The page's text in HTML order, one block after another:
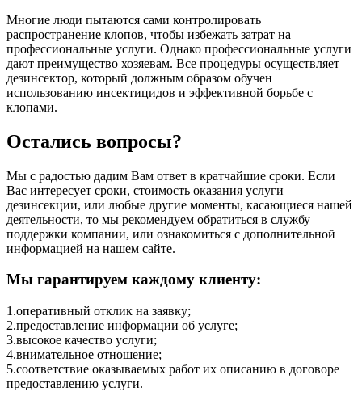
Многие люди пытаются сами контролировать
распространение клопов, чтобы избежать затрат на
профессиональные услуги. Однако профессиональные услуги
дают преимущество хозяевам. Все процедуры осуществляет
дезинсектор, который должным образом обучен
использованию инсектицидов и эффективной борьбе с
клопами.
Остались вопросы?
Мы с радостью дадим Вам ответ в кратчайшие сроки. Если
Вас интересует сроки, стоимость оказания услуги
дезинсекции, или любые другие моменты, касающиеся нашей
деятельности, то мы рекомендуем обратиться в службу
поддержки компании, или ознакомиться с дополнительной
информацией на нашем сайте.
Мы гарантируем каждому клиенту:
1.оперативный отклик на заявку;
2.предоставление информации об услуге;
3.высокое качество услуги;
4.внимательное отношение;
5.соответствие оказываемых работ их описанию в договоре
предоставлению услуги.